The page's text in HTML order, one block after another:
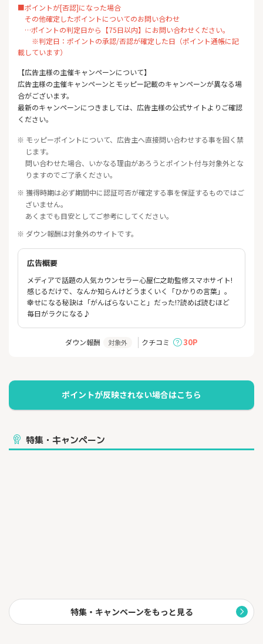
■ポイントが[否認]になった場合
その他確定したポイントについてのお問い合わせ
…ポイントの判定日から【75日以内】にお問い合わせください。
※判定日：ポイントの承認/否認が確定した日（ポイント通帳に記
載しています）
【広告主様の主催キャンペーンについて】
広告主様の主催キャンペーンとモッピー記載のキャンペーンが異なる場
合がございます。
最新のキャンペーンにつきましては、広告主様の公式サイトよりご確認
ください。
※ モッピーポイントについて、広告主へ直接問い合わせする事を固く禁
じます。
問い合わせた場合、いかなる理由があろうとポイント付与対象外とな
りますのでご了承ください。
※ 獲得時期は必ず期間中に認証可否が確定する事を保証するものではご
ざいません。
あくまでも目安としてご参考にしてください。
※ ダウン報酬は対象外のサイトです。
広告概要
メディアで話題の人気カウンセラー心屋仁之助監修スマホサイト!
感じるだけで、なんか知らんけどうまくいく「ひかりの言葉」。
幸せになる秘訣は「がんばらないこと」だった!?読めば読むほど
毎日がラクになる♪
ダウン報酬 対象外 クチコミ 30P
特集・キャンペーン
特集・キャンペーンをもっと見る